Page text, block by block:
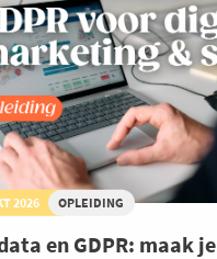
2026 OPLEIDING
en GDPR: maak je